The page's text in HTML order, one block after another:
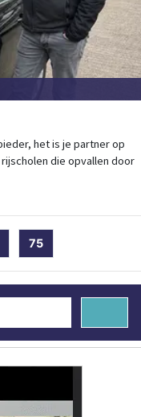
het is je partner op
die opvallen door
75